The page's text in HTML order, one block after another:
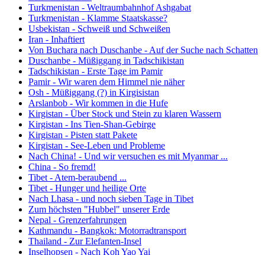
Turkmenistan - Weltraumbahnhof Ashgabat
Turkmenistan - Klamme Staatskasse?
Usbekistan - Schweiß und Schweißen
Iran - Inhaftiert
Von Buchara nach Duschanbe - Auf der Suche nach Schatten
Duschanbe - Müßiggang in Tadschikistan
Tadschikistan - Erste Tage im Pamir
Pamir - Wir waren dem Himmel nie näher
Osh - Müßiggang (?) in Kirgisistan
Arslanbob - Wir kommen in die Hufe
Kirgistan - Über Stock und Stein zu klaren Wassern
Kirgistan - Ins Tien-Shan-Gebirge
Kirgistan - Pisten statt Pakete
Kirgistan - See-Leben und Probleme
Nach China! - Und wir versuchen es mit Myanmar ...
China - So fremd!
Tibet - Atem-beraubend ...
Tibet - Hunger und heilige Orte
Nach Lhasa - und noch sieben Tage in Tibet
Zum höchsten "Hubbel" unserer Erde
Nepal - Grenzerfahrungen
Kathmandu - Bangkok: Motorradtransport
Thailand - Zur Elefanten-Insel
Inselhopsen - Nach Koh Yao Yai